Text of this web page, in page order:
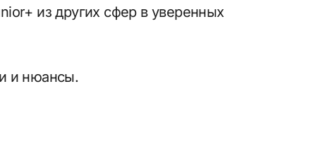
из других сфер в уверенных
и нюансы.